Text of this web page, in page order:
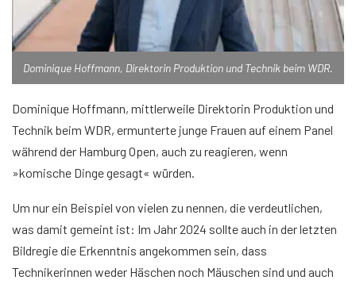
Dominique Hoffmann, Direktorin Produktion und Technik beim WDR.
Dominique Hoffmann, mittlerweile Direktorin Produktion und
Technik beim WDR, ermunterte junge Frauen auf einem Panel
während der Hamburg Open, auch zu reagieren, wenn
»komische Dinge gesagt« würden.
Um nur ein Beispiel von vielen zu nennen, die verdeutlichen,
was damit gemeint ist: Im Jahr 2024 sollte auch in der letzten
Bildregie die Erkenntnis angekommen sein, dass
Technikerinnen weder Häschen noch Mäuschen sind und auch